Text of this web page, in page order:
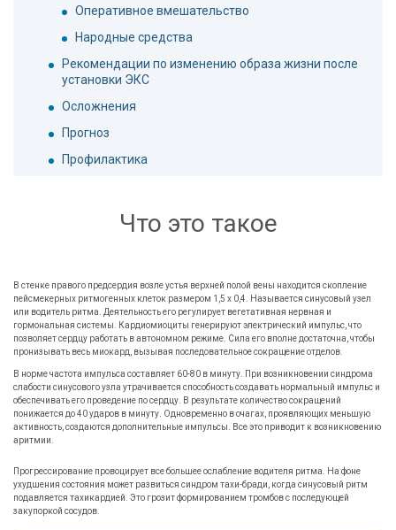
Оперативное вмешательство
Народные средства
Рекомендации по изменению образа жизни после
установки ЭКС
Осложнения
Прогноз
Профилактика
Что это такое
В стенке правого предсердия возле устья верхней полой вены находится скопление
пейсмекерных ритмогенных клеток размером 1,5 х 0,4. Называется синусовый узел
или водитель ритма. Деятельность его регулирует вегетативная нервная и
гормональная системы. Кардиомиоциты генерируют электрический импульс, что
позволяет сердцу работать в автономном режиме. Сила его вполне достаточна, чтобы
пронизывать весь миокард, вызывая последовательное сокращение отделов.
В норме частота импульса составляет 60-80 в минуту. При возникновении синдрома
слабости синусового узла утрачивается способность создавать нормальный импульс и
обеспечивать его проведение по сердцу. В результате количество сокращений
понижается до 40 ударов в минуту. Одновременно в очагах, проявляющих меньшую
активность, создаются дополнительные импульсы. Все это приводит к возникновению
аритмии.
Прогрессирование провоцирует все большее ослабление водителя ритма. На фоне
ухудшения состояния может развиться синдром тахи-бради, когда синусовый ритм
подавляется тахикардией. Это грозит формированием тромбов с последующей
закупоркой сосудов.